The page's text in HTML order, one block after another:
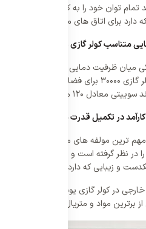
دارد برای اتاق های متوسط تا بزرگ
کولر گازی 30000 می باشد؟
میان ظرفیت دمایی و متراژ فضای در
معادل 120 متر را نیز پوشش دهد.
در تکمیل قدرت موتور کولر
در نظر گرفته است و این طراحی دو
و زیبایی که دارد می تواند هر خانه و
برترین مواد و متریال های صنعتی بهره